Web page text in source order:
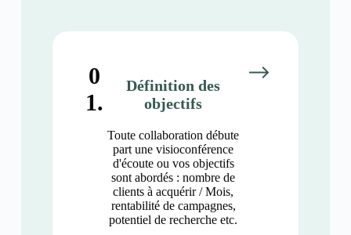
0
1.
Définition des
objectifs
Toute collaboration débute
part une visioconférence
d'écoute ou vos objectifs
sont abordés : nombre de
clients à acquérir / Mois,
rentabilité de campagnes,
potentiel de recherche etc.